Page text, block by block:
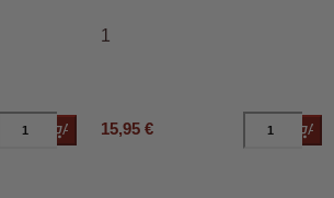
Añadir al carrito
1
15,95 €